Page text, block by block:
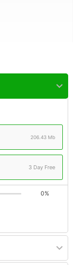
206.43 Mb
3 Day Free
0%